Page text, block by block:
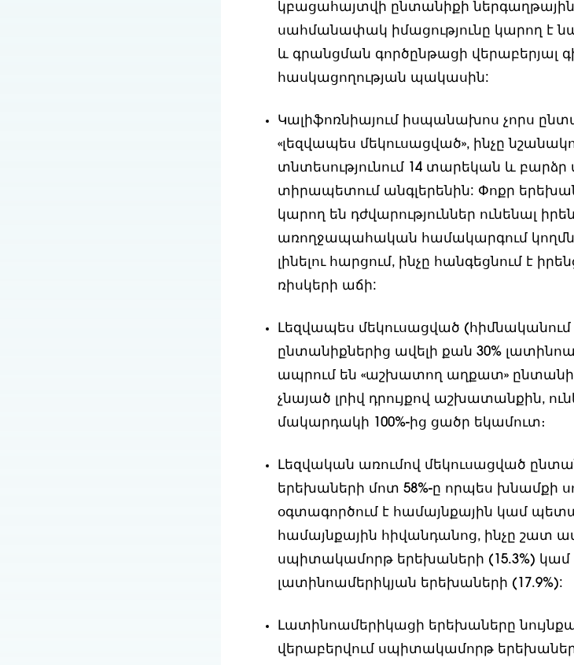
կբացահայտվի ընտանիքի
սահմանափակ իմացությունը կարող է
և գրանցման գործընթացի վերաբերյալ
հասկացողության պակասին:
Կալիֆոռնիայում իսպանախոս չորս
«լեզվապես մեկուսացված», ինչը
տնտեսությունում 14 տարեկան և բարձր
տիրապետում անգլերենին: Փոքր
կարող են դժվարություններ ունենալ
առողջապահական համակարգում
լինելու հարցում, ինչը հանգեցնում է
ռիսկերի աճի:
Լեզվապես մեկուսացված
ընտանիքներից ավելի քան 30%
ապրում են «աշխատող աղքատ»
չնայած լրիվ դրույքով աշխատանքին,
մակարդակի 100%-ից ցածր եկամուտ։
Լեզվական առումով մեկուսացված
երեխաների մոտ 58%-ը որպես խնամքի
օգտագործում է համայնքային կամ
համայնքային հիվանդանոց, ինչը շատ
սպիտակամորթ երեխաների (15.3%)
լատինոամերիկյան երեխաների (17.9%):
Լատինոամերիկացի երեխաները
վերաբերվում սպիտակամորթ